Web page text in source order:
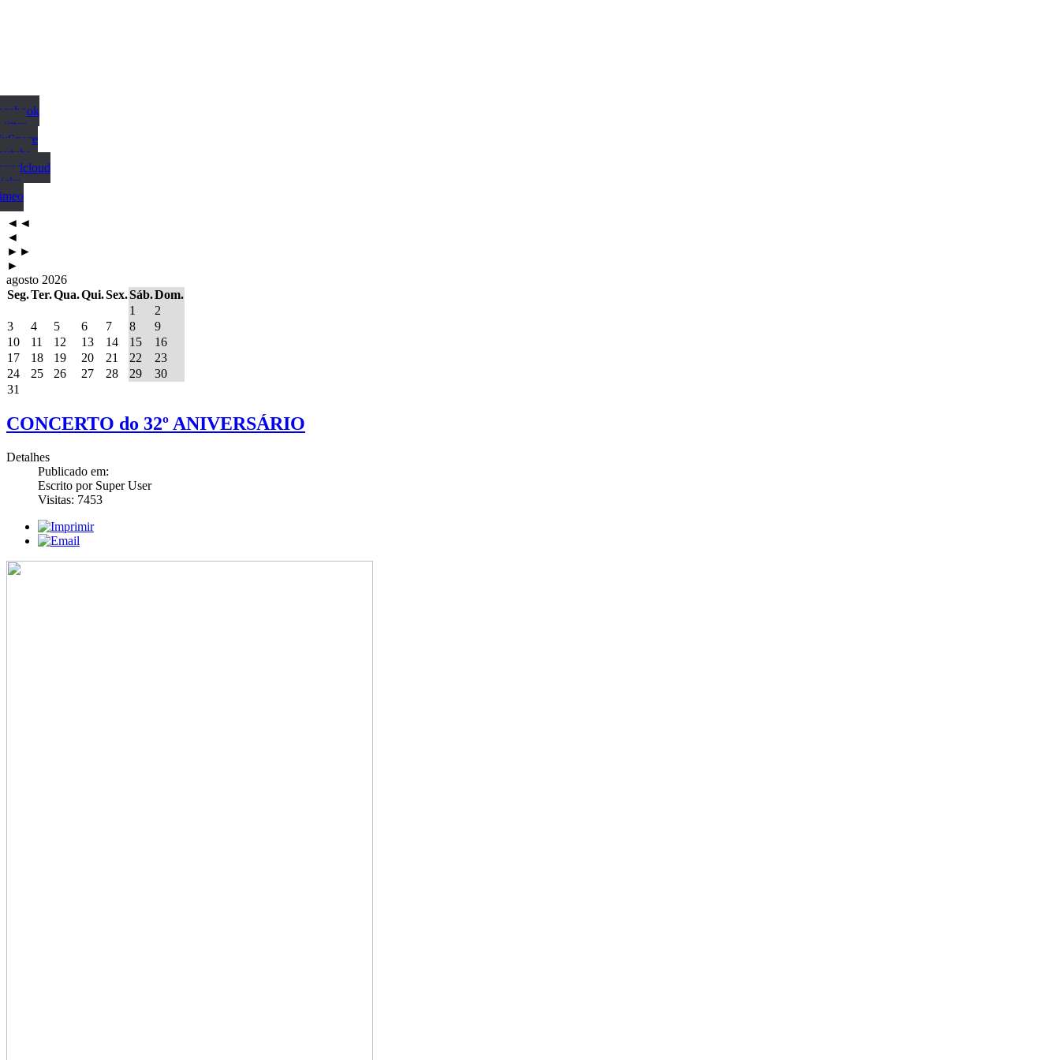
◄◄
◄
►►
►
agosto 2026
Seg.Ter.Qua.Qui.Sex.Sáb.Dom.
1
2
3
4 5 6 7 8
9
10
11 12 13 14 15
16
17
18 19 20 21 22
23
24
25 26 27 28 29
30
31
CONCERTO do 32º ANIVERSÁRIO
Detalhes
Publicado em:
Escrito por Super User
Visitas: 7453